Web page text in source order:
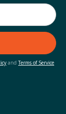
andTerms of Service